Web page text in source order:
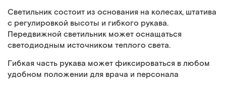
Светильник состоит из основания на колесах, штатива
с регулировкой высоты и гибкого рукава.
Передвижной светильник может оснащаться
светодиодным источником теплого света.
Гибкая часть рукава может фиксироваться в любом
удобном положении для врача и персонала